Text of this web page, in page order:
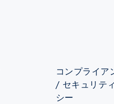
コンプライア
/ セキュリテ
シー